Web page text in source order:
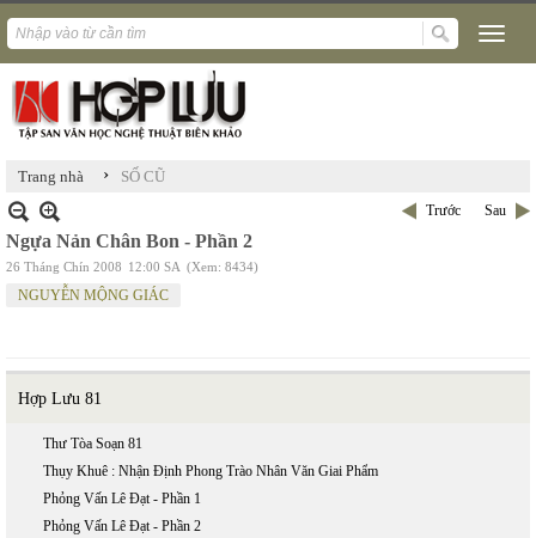
Trang nhà › SỐ CŨ
Trước Sau
Ngựa Nản Chân Bon - Phần 2
26 Tháng Chín 2008 12:00 SA (Xem: 8434)
NGUYỄN MỘNG GIÁC
Hợp Lưu 81
Thư Tòa Soạn 81
Thụy Khuê : Nhận Định Phong Trào Nhân Văn Giai Phẩm
Phỏng Vấn Lê Đạt - Phần 1
Phỏng Vấn Lê Đạt - Phần 2